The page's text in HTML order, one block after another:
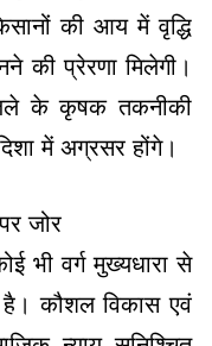
की आय में वृद्धि
की प्रेरणा मिलेगी।
के कृषक तकनीकी
में अग्रसर होंगे।
जोर
भी वर्ग मुख्यधारा से
कौशल विकास एवं